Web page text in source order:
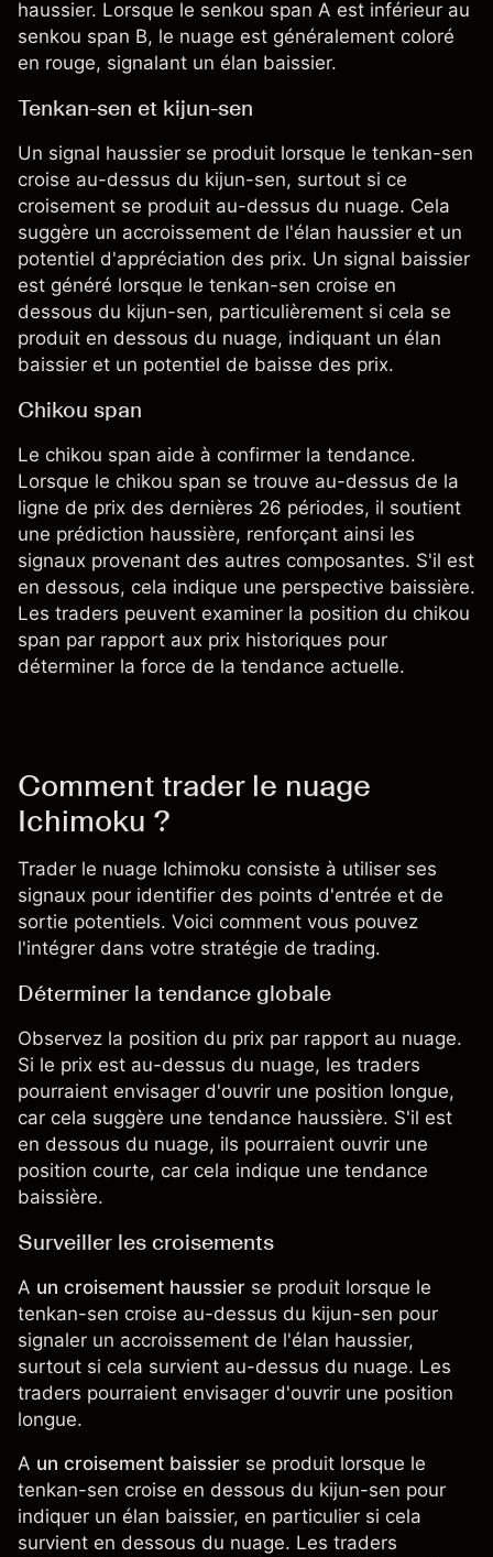
haussier. Lorsque le senkou span A est inférieur au
senkou span B, le nuage est généralement coloré
en rouge, signalant un élan baissier.
Tenkan-sen et kijun-sen
Un signal haussier se produit lorsque le tenkan-sen
croise au-dessus du kijun-sen, surtout si ce
croisement se produit au-dessus du nuage. Cela
suggère un accroissement de l'élan haussier et un
potentiel d'appréciation des prix. Un signal baissier
est généré lorsque le tenkan-sen croise en
dessous du kijun-sen, particulièrement si cela se
produit en dessous du nuage, indiquant un élan
baissier et un potentiel de baisse des prix.
Chikou span
Le chikou span aide à confirmer la tendance.
Lorsque le chikou span se trouve au-dessus de la
ligne de prix des dernières 26 périodes, il soutient
une prédiction haussière, renforçant ainsi les
signaux provenant des autres composantes. S'il est
en dessous, cela indique une perspective baissière.
Les traders peuvent examiner la position du chikou
span par rapport aux prix historiques pour
déterminer la force de la tendance actuelle.
Comment trader le nuage
Ichimoku ?
Trader le nuage Ichimoku consiste à utiliser ses
signaux pour identifier des points d'entrée et de
sortie potentiels. Voici comment vous pouvez
l'intégrer dans votre stratégie de trading.
Déterminer la tendance globale
Observez la position du prix par rapport au nuage.
Si le prix est au-dessus du nuage, les traders
pourraient envisager d'ouvrir une position longue,
car cela suggère une tendance haussière. S'il est
en dessous du nuage, ils pourraient ouvrir une
position courte, car cela indique une tendance
baissière.
Surveiller les croisements
A un croisement haussier se produit lorsque le
tenkan-sen croise au-dessus du kijun-sen pour
signaler un accroissement de l'élan haussier,
surtout si cela survient au-dessus du nuage. Les
traders pourraient envisager d'ouvrir une position
longue.
A un croisement baissier se produit lorsque le
tenkan-sen croise en dessous du kijun-sen pour
indiquer un élan baissier, en particulier si cela
survient en dessous du nuage. Les traders